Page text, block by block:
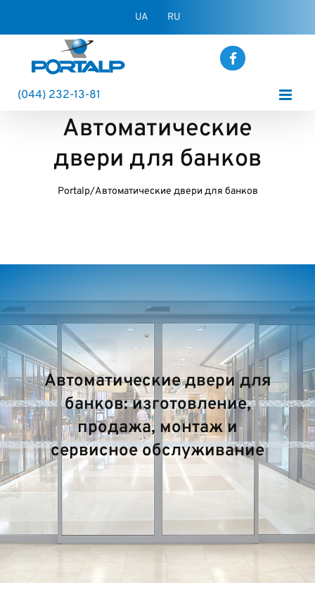
UA RU
(044) 232-13-81
Автоматические
двери для банков
Portalp/Автоматические двери для банков
Автоматические двери для
банков: изготовление,
продажа, монтаж и
сервисное обслуживание